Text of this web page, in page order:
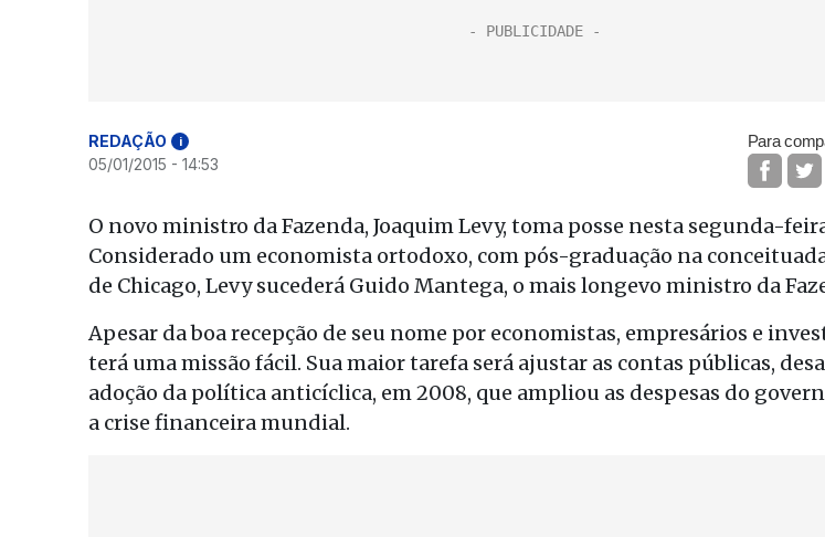
REDAÇÃO i
05/01/2015 - 14:53
Para
O novo ministro da Fazenda, Joaquim Levy, toma posse nesta segunda-
Considerado um economista ortodoxo, com pós-graduação na
de Chicago, Levy sucederá Guido Mantega, o mais longevo ministro da
Apesar da boa recepção de seu nome por economistas, empresários e
terá uma missão fácil. Sua maior tarefa será ajustar as contas públicas,
adoção da política anticíclica, em 2008, que ampliou as despesas do
a crise financeira mundial.